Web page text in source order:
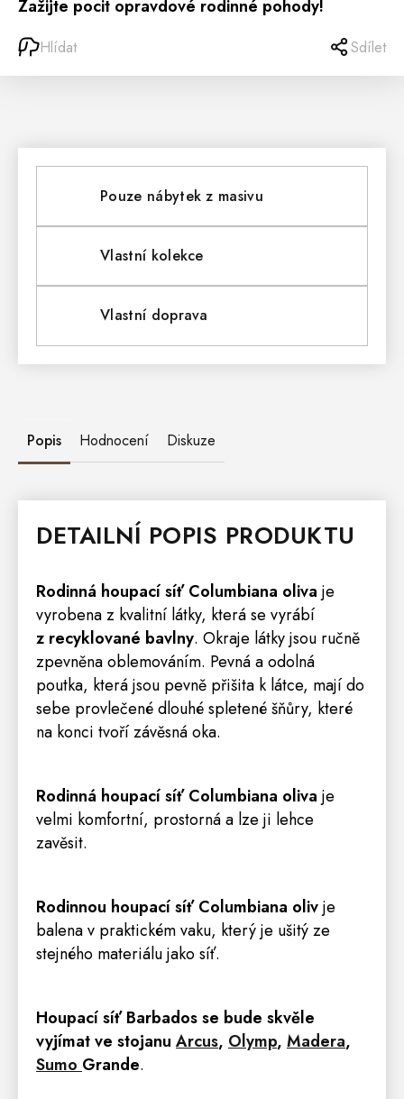
Zažijte pocit opravdové rodinné pohody!
Hlídat Sdílet
Pouze nábytek z masivu
Vlastní kolekce
Vlastní doprava
Popis Hodnocení Diskuze
DETAILNÍ POPIS PRODUKTU
Rodinná houpací síť Columbiana oliva je
vyrobena z kvalitní látky, která se vyrábí
z recyklované bavlny. Okraje látky jsou ručně
zpevněna oblemováním. Pevná a odolná
poutka, která jsou pevně přišita k látce, mají do
sebe provlečené dlouhé spletené šňůry, které
na konci tvoří závěsná oka.
Rodinná houpací síť Columbiana oliva je
velmi komfortní, prostorná a lze ji lehce
zavěsit.
Rodinnou houpací síť Columbiana olivje
balena v praktickém vaku, který je ušitý ze
stejného materiálu jako síť.
Houpací síť Barbados se bude skvěle
vyjímat ve stojanu Arcus, Olymp, Madera,
Sumo Grande.